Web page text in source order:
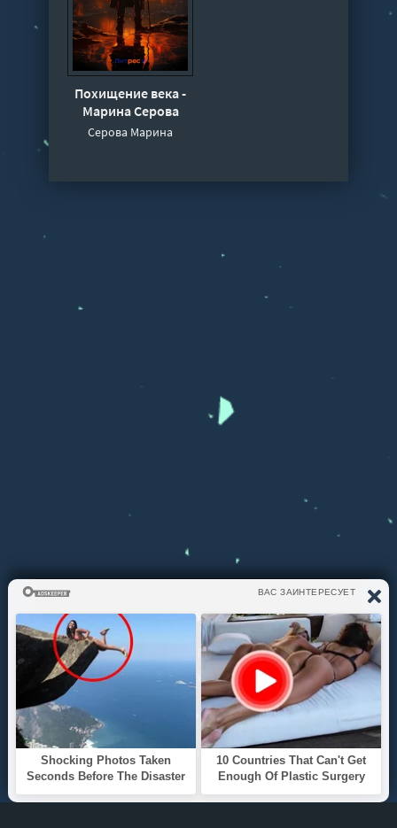
Похищение века -
Марина Серова
Серова Марина
ЧТО СЛУШАЕМ?
ТОП 100
Жанры
ИНФОРМАЦИЯ
Политика конфиденциальности
Правообладателям